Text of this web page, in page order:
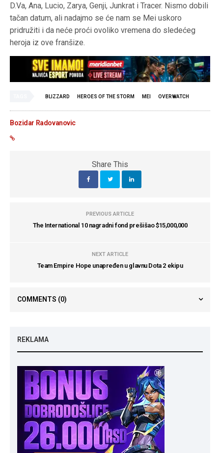
D.Va, Ana, Lucio, Zarya, Genji, Junkrat i Tracer. Nismo dobili
tačan datum, ali nadajmo se će nam se Mei uskoro
pridružiti i da neće proći ovoliko vremena do sledećeg
heroja iz ove franšize.
BLIZZARD HEROES OF THE STORM MEI OVERWATCH
Bozidar Radovanovic
Share This
PREVIOUS ARTICLE
The International 10 nagradni fond prešišao $15,000,000
NEXT ARTICLE
Team Empire Hope unapređen u glavnu Dota 2 ekipu
COMMENTS (0)
REKLAMA